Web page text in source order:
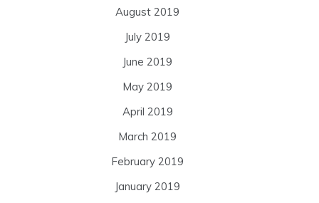
August 2019
July 2019
June 2019
May 2019
April 2019
March 2019
February 2019
January 2019